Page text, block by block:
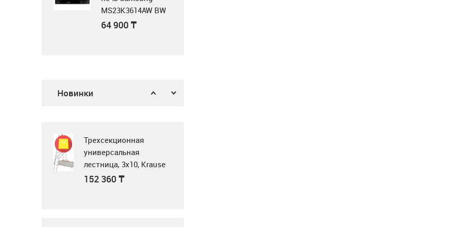
MS23K3614AW BW
белый
64 900 ₸
Midea MG3205X
Микроволновка
Новинки
Трехсекционная
универсальная
лестница, 3x10, Krause
Tribilo 129765
152 360 ₸